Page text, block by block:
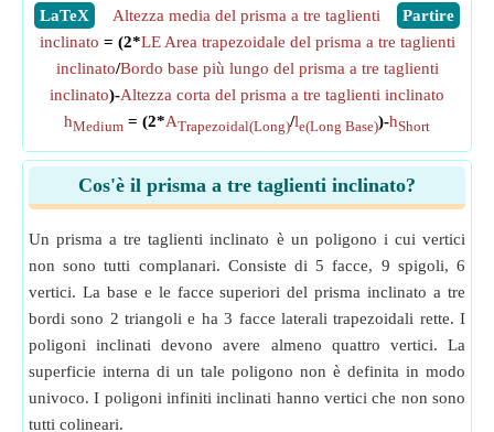
​LaTeX ​Partire
Altezza media del prisma a tre taglienti
inclinato = (2*LE Area trapezoidale del prisma a tre taglienti
inclinato/Bordo base più lungo del prisma a tre taglienti
inclinato)-Altezza corta del prisma a tre taglienti inclinato
hMedium = (2*ATrapezoidal(Long)/le(Long Base))-hShort
Cos'è il prisma a tre taglienti inclinato?
Un prisma a tre taglienti inclinato è un poligono i cui vertici
non sono tutti complanari. Consiste di 5 facce, 9 spigoli, 6
vertici. La base e le facce superiori del prisma inclinato a tre
bordi sono 2 triangoli e ha 3 facce laterali trapezoidali rette. I
poligoni inclinati devono avere almeno quattro vertici. La
superficie interna di un tale poligono non è definita in modo
univoco. I poligoni infiniti inclinati hanno vertici che non sono
tutti colineari.